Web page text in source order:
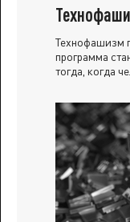
Технофашизм
программа
тогда, когда